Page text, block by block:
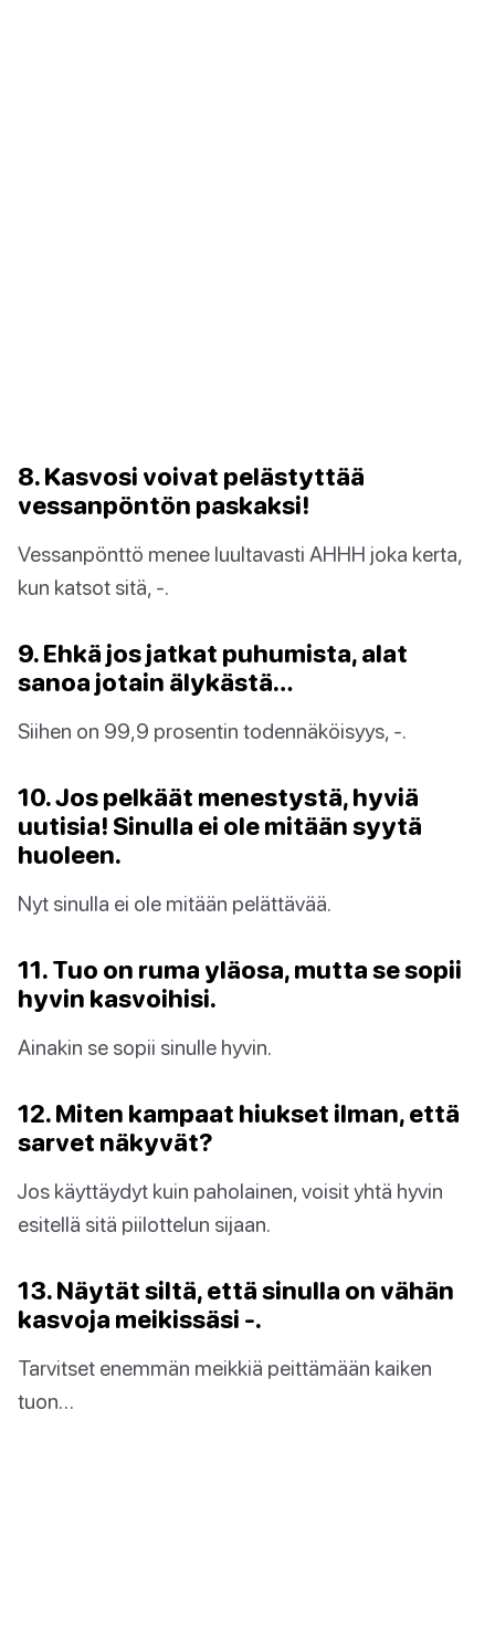
8. Kasvosi voivat pelästyttää
vessanpöntön paskaksi!
Vessanpönttö menee luultavasti AHHH joka kerta,
kun katsot sitä, -.
9. Ehkä jos jatkat puhumista, alat
sanoa jotain älykästä…
Siihen on 99,9 prosentin todennäköisyys, -.
10. Jos pelkäät menestystä, hyviä
uutisia! Sinulla ei ole mitään syytä
huoleen.
Nyt sinulla ei ole mitään pelättävää.
11. Tuo on ruma yläosa, mutta se sopii
hyvin kasvoihisi.
Ainakin se sopii sinulle hyvin.
12. Miten kampaat hiukset ilman, että
sarvet näkyvät?
Jos käyttäydyt kuin paholainen, voisit yhtä hyvin
esitellä sitä piilottelun sijaan.
13. Näytät siltä, että sinulla on vähän
kasvoja meikissäsi -.
Tarvitset enemmän meikkiä peittämään kaiken
tuon…